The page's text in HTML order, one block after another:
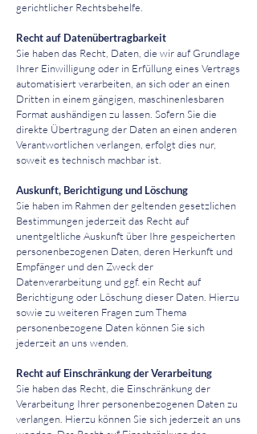
gerichtlicher Rechtsbehelfe.
Recht auf Datenübertragbarkeit
Sie haben das Recht, Daten, die wir auf Grundlage
Ihrer Einwilligung oder in Erfüllung eines Vertrags
automatisiert verarbeiten, an sich oder an einen
Dritten in einem gängigen, maschinenlesbaren
Format aushändigen zu lassen. Sofern Sie die
direkte Übertragung der Daten an einen anderen
Verantwortlichen verlangen, erfolgt dies nur,
soweit es technisch machbar ist.
Auskunft, Berichtigung und Löschung
Sie haben im Rahmen der geltenden gesetzlichen
Bestimmungen jederzeit das Recht auf
unentgeltliche Auskunft über Ihre gespeicherten
personenbezogenen Daten, deren Herkunft und
Empfänger und den Zweck der
Datenverarbeitung und ggf. ein Recht auf
Berichtigung oder Löschung dieser Daten. Hierzu
sowie zu weiteren Fragen zum Thema
personenbezogene Daten können Sie sich
jederzeit an uns wenden.
Recht auf Einschränkung der Verarbeitung
Sie haben das Recht, die Einschränkung der
Verarbeitung Ihrer personenbezogenen Daten zu
verlangen. Hierzu können Sie sich jederzeit an uns